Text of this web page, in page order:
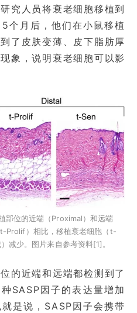
究人员将衰老细胞移植到
个月后，他们在小鼠移植
了皮肤变薄、皮下脂肪厚
象，说明衰老细胞可以影
部位的近端（Proximal）和远端
t-Prolif）相比，移植衰老细胞（t-
减少。图片来自参考资料[1]。
的近端和远端都检测到了
SASP因子的表达量增加
是说，SASP因子会携带